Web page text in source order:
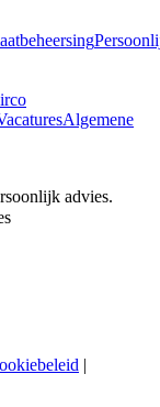
Algemene
advies.
|